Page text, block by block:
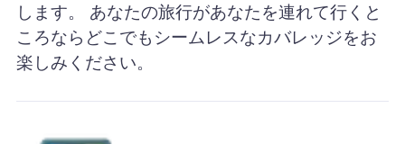
します。 あなたの旅行があなたを連れて行くと
ころならどこでもシームレスなカバレッジをお
楽しみください。